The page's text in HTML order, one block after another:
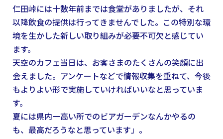
仁田峠には十数年前までは食堂がありましたが、それ
以降飲食の提供は行ってきませんでした。この特別な環
境を生かした新しい取り組みが必要不可欠と感じてい
ます。
天空のカフェ当日は、お客さまのたくさんの笑顔に出
会えました。アンケートなどで情報収集を重ねて、今後
もよりよい形で実施していければいいなと思っていま
す。
夏には県内一高い所でのビアガーデンなんかやるの
も、最高だろうなと思っています」。